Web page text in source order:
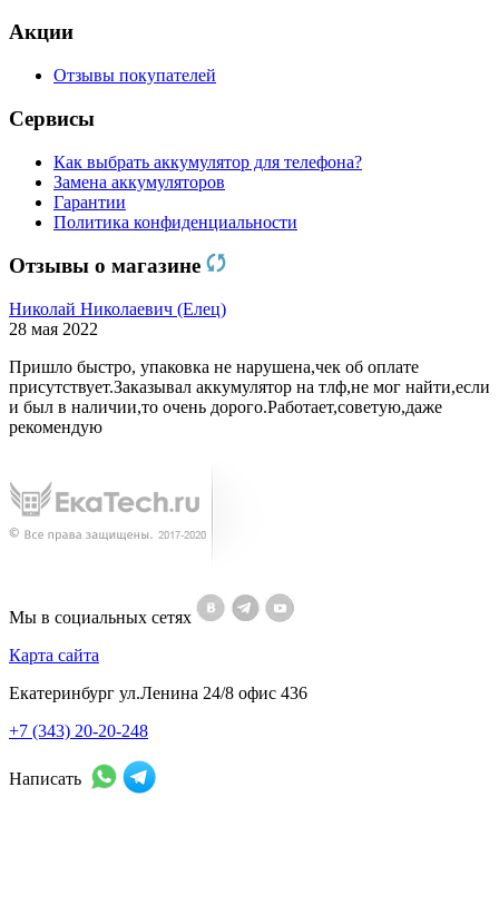
Акции
Отзывы покупателей
Сервисы
Как выбрать аккумулятор для телефона?
Замена аккумуляторов
Гарантии
Политика конфиденциальности
Отзывы о магазине
Николай Николаевич (Елец)
28 мая 2022
Пришло быстро, упаковка не нарушена,чек об оплате
присутствует.Заказывал аккумулятор на тлф,не мог найти,если
и был в наличии,то очень дорого.Работает,советую,даже
рекомендую
Мы в социальных сетях
Карта сайта
Екатеринбург ул.Ленина 24/8 офис 436
+7 (343) 20-20-248
Написать